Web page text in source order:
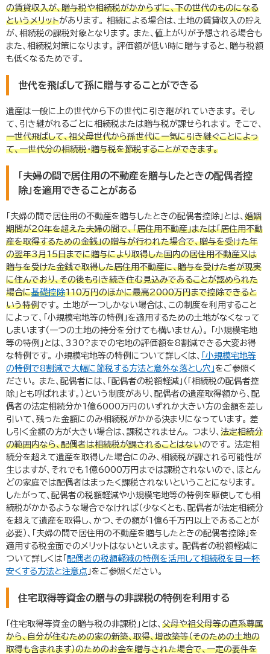
の賃貸収入が、贈与税や相続税がかからずに、下の世代のものになる
というメリットがあります。 相続による場合は、土地の賃貸収入の貯え
が、相続税の課税対象となります。 また、値上がりが予想される場合も
また、相続税対策になります。 評価額が低い時に贈与すると、贈与税額
も低くなるためです。
世代を飛ばして孫に贈与することができる
遺産は一般に上の世代から下の世代に引き継がれていきます。 そし
て、引き継がれるごとに相続税または贈与税が課せられます。 そこで、
一世代飛ばして、祖父母世代から孫世代に一気に引き継ぐことによっ
て、一世代分の相続税・贈与税を節税することができます。
「夫婦の間で居住用の不動産を贈与したときの配偶者控
除」を適用できることがある
「夫婦の間で居住用の不動産を贈与したときの配偶者控除」とは、 婚姻
期間が20年を超えた夫婦の間で、「居住用不動産」または「居住用不動
産を取得するための金銭」の贈与が行われた場合で、贈与を受けた年
の翌年3月15日までに贈与により取得した国内の居住用不動産又は
贈与を受けた金銭で取得した居住用不動産に、贈与を受けた者が現実
に住んでおり、その後も引き続き住む見込みであることが認められた
場合に基礎控除110万円のほかに最高2000万円まで控除できると
いう特例です。 土地が一つしかない場合は、この制度を利用すること
によって、「小規模宅地等の特例」を適用するための土地がなくなって
しまいます（一つの土地の持分を分けても構いません）。 「小規模宅地
等の特例」とは、 330?までの宅地の評価額を8割減できる大変お得
な特例です。 小規模宅地等の特例について詳しくは、 「小規模宅地等
の特例で8割減で大幅に節税する方法と意外な落とし穴」 をご参照く
ださい。 また、配偶者には、「配偶者の税額軽減」（「相続税の配偶者控
除」とも呼ばれます。）という制度があり、配偶者の遺産取得額から、配
偶者の法定相続分か1 億6000 万円のいずれか大きい方の金額を差し
引いて、残った金額にのみ相続税がかかる決まりになっています。 差
し引く金額の方が大きい場合は、課税されません。 つまり、 法定相続分
の範囲内なら、配偶者は相続税が課されることはないのです。 法定相
続分を超えて遺産を取得した場合にのみ、相続税が課される可能性が
生じますが、それでも1 億6000 万円までは課税されないので、ほとん
どの家庭では配偶者はまったく課税されないということになります。
したがって、配偶者の税額軽減や小規模宅地等の特例を駆使しても相
続税がかかるような場合でなければ（少なくとも、配偶者が法定相続分
を超えて遺産を取得し、かつ、その額が1 億6千万円以上であることが
必要）、「夫婦の間で居住用の不動産を贈与したときの配偶者控除」を
適用する税金面でのメリットはないといえます。 配偶者の税額軽減に
ついて詳しくは「 配偶者の税額軽減の特例を活用して相続税を目一杯
安くする方法と注意点 」をご参照ください。
住宅取得等資金の贈与の非課税の特例を利用する
「住宅取得等資金の贈与税の非課税」とは、 父母や祖父母等の直系尊属
から、自分が住むための家の新築、取得、増改築等（そのための土地の
取得も含まれます）のためのお金を贈与された場合で、一定の要件を